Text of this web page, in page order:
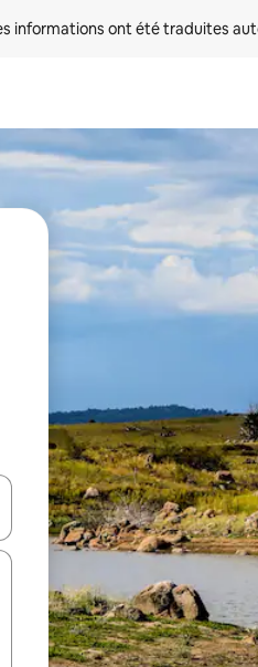
informations ont été traduites
le haut et vers le bas pour les